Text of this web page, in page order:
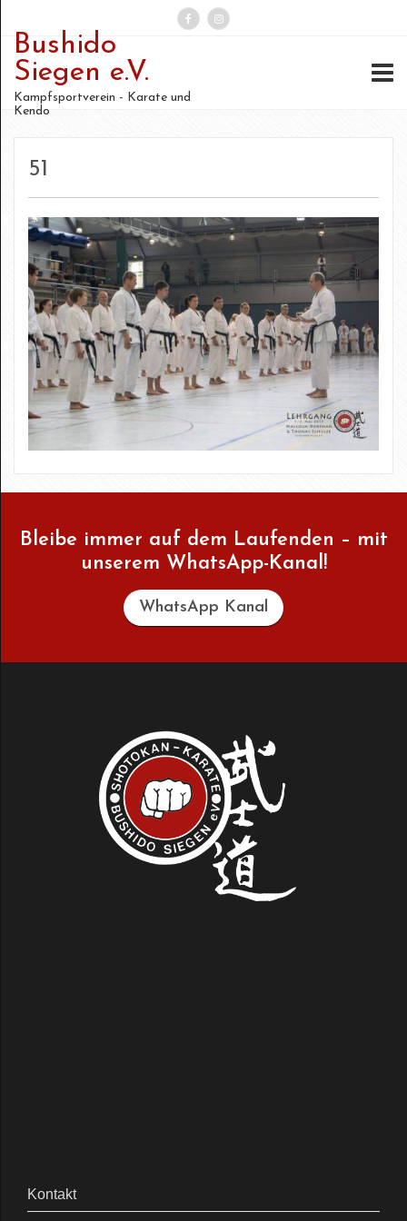
Suchen
nach:
Bushido
Siegen e.V.
Kampfsportverein - Karate und
Kendo
51
Bleibe immer auf dem Laufenden – mit
unserem WhatsApp-Kanal!
WhatsApp Kanal
Kontakt